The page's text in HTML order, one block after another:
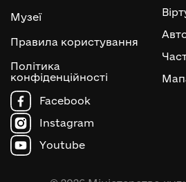
Музеї
Правила користування
Політика
конфіденційності
Facebook
Instagram
Youtube